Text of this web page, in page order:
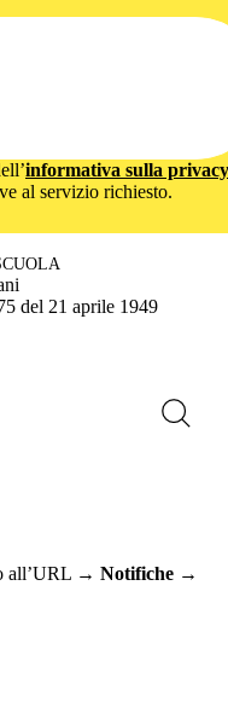
informativa sulla privacy
al servizio richiesto.
del 21 aprile 1949
all’URL → Notifiche →